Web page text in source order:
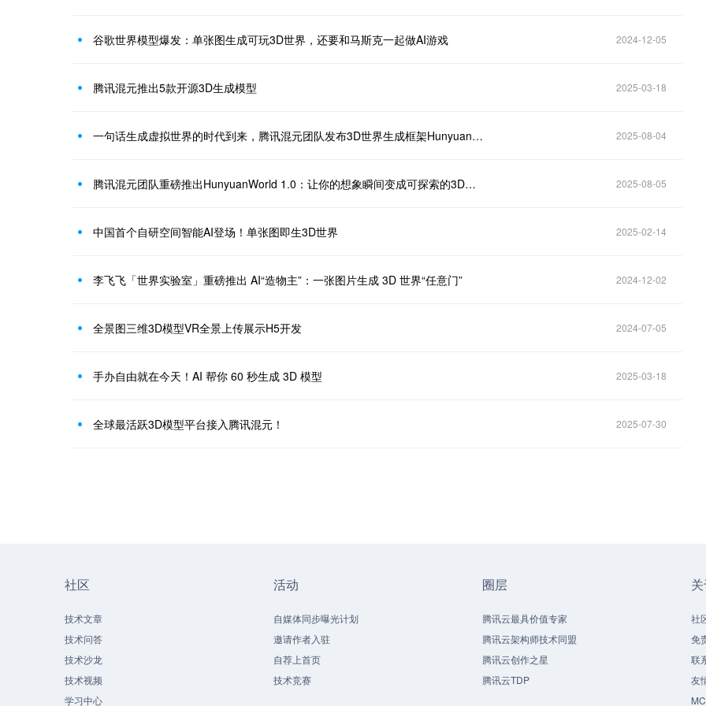
谷歌世界模型爆发：单张图生成可玩3D世界，还要和马斯克一起做AI游戏 2024-12-05
腾讯混元推出5款开源3D生成模型 2025-03-18
一句话生成虚拟世界的时代到来，腾讯混元团队发布3D世界生成框架HunyuanWorld 1.0 2025-08-04
腾讯混元团队重磅推出HunyuanWorld 1.0：让你的想象瞬间变成可探索的3D世界 2025-08-05
中国首个自研空间智能AI登场！单张图即生3D世界 2025-02-14
李飞飞「世界实验室」重磅推出 AI“造物主”：一张图片生成 3D 世界“任意门” 2024-12-02
全景图三维3D模型VR全景上传展示H5开发 2024-07-05
手办自由就在今天！AI 帮你 60 秒生成 3D 模型 2025-03-18
全球最活跃3D模型平台接入腾讯混元！ 2025-07-30
社区
技术文章
技术问答
技术沙龙
技术视频
学习中心
活动
自媒体同步曝光计划
邀请作者入驻
自荐上首页
技术竞赛
圈层
腾讯云最具价值专家
腾讯云架构师技术同盟
腾讯云创作之星
腾讯云TDP
社
免
联
友